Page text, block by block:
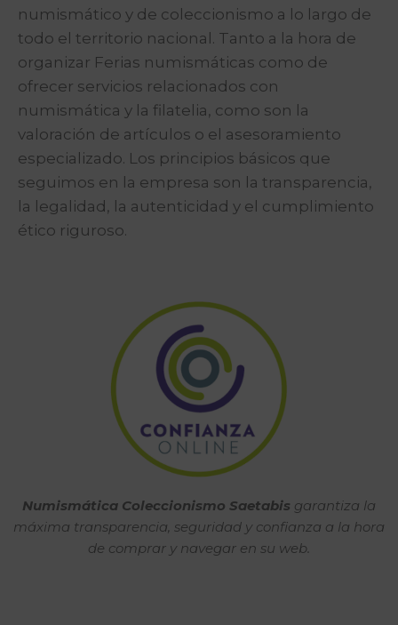
numismático y de coleccionismo a lo largo de
todo el territorio nacional. Tanto a la hora de
organizar Ferias numismáticas como de
ofrecer servicios relacionados con
numismática y la filatelia, como son la
valoración de artículos o el asesoramiento
especializado. Los principios básicos que
seguimos en la empresa son la transparencia,
la legalidad, la autenticidad y el cumplimiento
ético riguroso.
Numismática Coleccionismo Saetabis garantiza la
máxima transparencia, seguridad y confianza a la hora
de comprar y navegar en su web.